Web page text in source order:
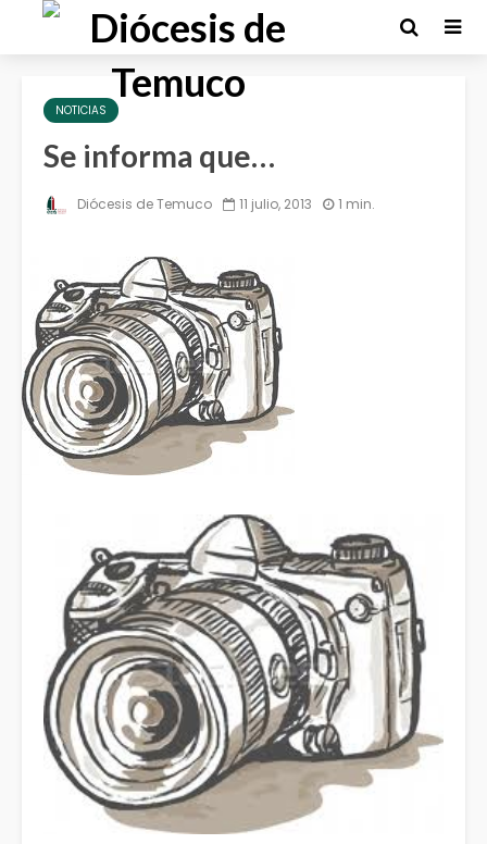
NOTICIAS
Se informa que…
Diócesis de Temuco 11 julio, 2013 1 min.